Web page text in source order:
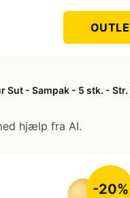
Sut - Sampak - 5 stk. -
hjælp fra AI.
-20%